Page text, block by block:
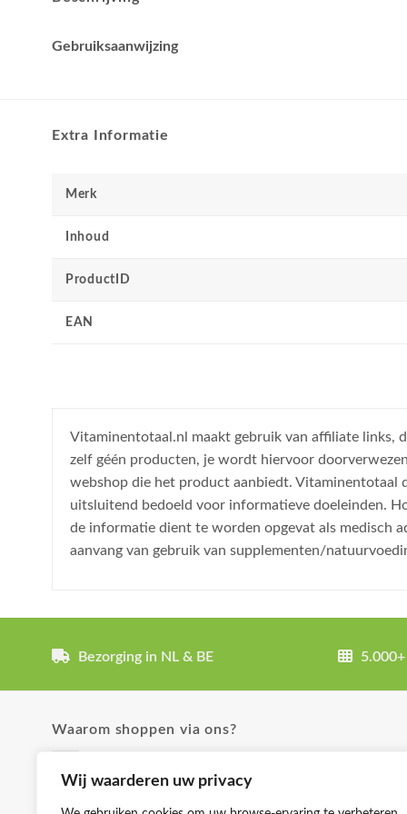
Wij waarderen uw privacy
Gebruiksaanwijzing
Extra Informatie
Merk
Inhoud
ProductID
EAN
Vitaminentotaal.nl maakt gebruik van affiliate links,
zelf géén producten, je wordt hiervoor
webshop die het product aanbiedt. Vitaminentotaal
uitsluitend bedoeld voor informatieve doeleinden.
de informatie dient te worden opgevat als medisch
aanvang van gebruik van supplementen/
Bezorging in NL & BE
Waarom shoppen via ons?
✓ Uitgebreide product omschrijvingen